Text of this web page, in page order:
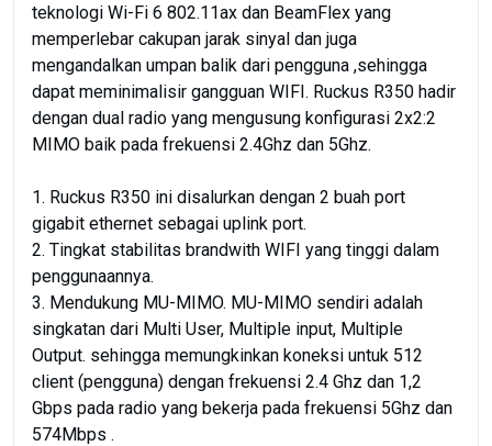
teknologi Wi-Fi 6 802.11ax dan BeamFlex yang
memperlebar cakupan jarak sinyal dan juga
mengandalkan umpan balik dari pengguna ,sehingga
dapat meminimalisir gangguan WIFI. Ruckus R350 hadir
dengan dual radio yang mengusung konfigurasi 2x2:2
MIMO baik pada frekuensi 2.4Ghz dan 5Ghz.
1. Ruckus R350 ini disalurkan dengan 2 buah port
gigabit ethernet sebagai uplink port.
2. Tingkat stabilitas brandwith WIFI yang tinggi dalam
penggunaannya.
3. Mendukung MU-MIMO. MU-MIMO sendiri adalah
singkatan dari Multi User, Multiple input, Multiple
Output. sehingga memungkinkan koneksi untuk 512
client (pengguna) dengan frekuensi 2.4 Ghz dan 1,2
Gbps pada radio yang bekerja pada frekuensi 5Ghz dan
574Mbps .